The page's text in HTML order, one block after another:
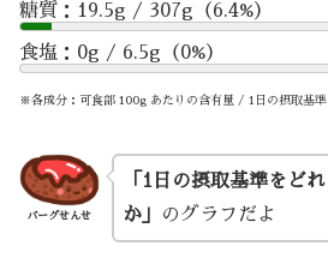
糖質：19.5g / 307g（6.4%）
食塩：0g / 6.5g（0%）
※各成分：可食部 100g あたりの含有量 / 1日の摂取基準
バーグせんせ
「1日の摂取基準をど
か」
のグラフだよ